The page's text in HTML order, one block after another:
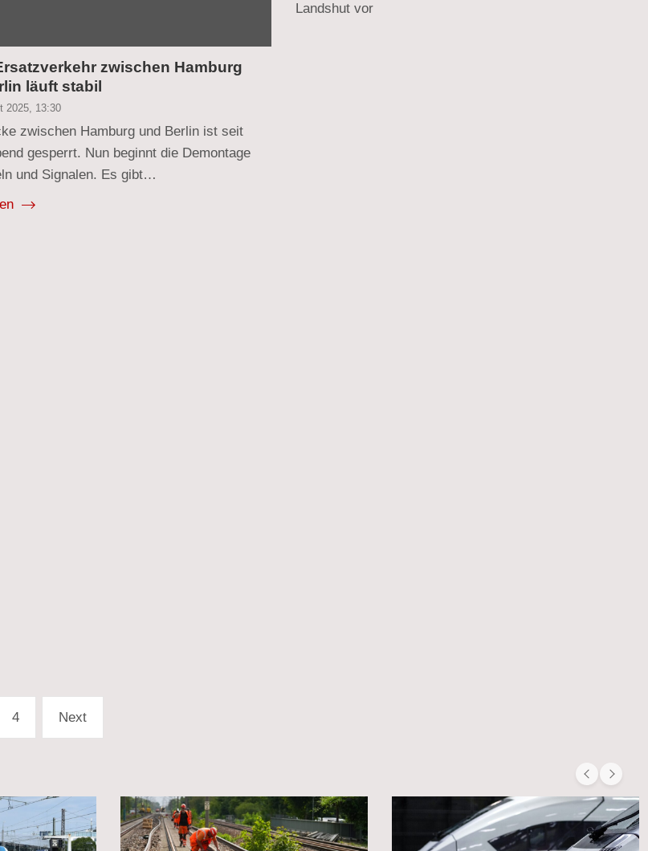
zwischen Hamburg
läuft stabil
2025, 13:30
zwischen Hamburg und Berlin ist seit
gesperrt. Nun beginnt die Demontage
und Signalen. Es gibt…
4 Next
Landshut vor